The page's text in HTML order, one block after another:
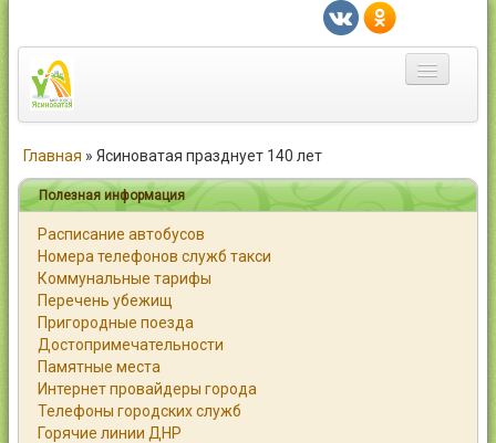
Город
Статьи
Каталог
Справочник
Работа
Объявления
Главная » Ясиноватая празднует 140 лет
Полезная информация
Расписание автобусов
Номера телефонов служб такси
Коммунальные тарифы
Перечень убежищ
Пригородные поезда
Достопримечательности
Памятные места
Интернет провайдеры города
Телефоны городских служб
Горячие линии ДНР